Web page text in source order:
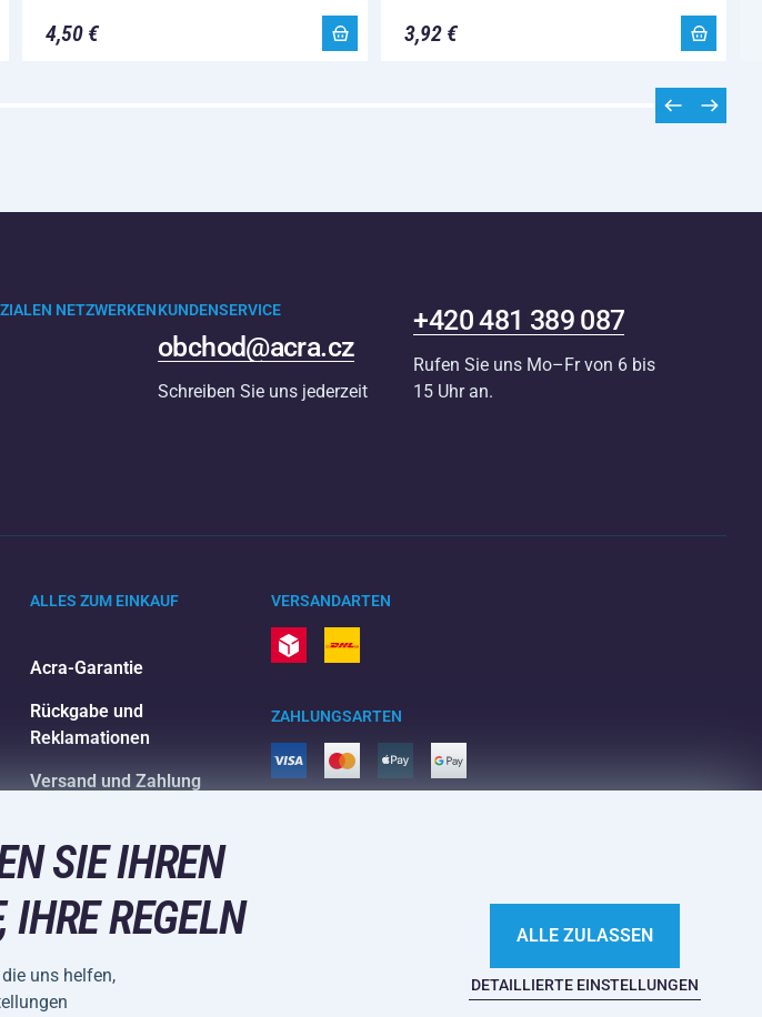
4,50 € 3,92 €
NETZWERKENKUNDENSERVICE
obchod@acra.cz
Schreiben Sie uns jederzeit
+420 481 389 087
Rufen Sie uns Mo–Fr von 6 bis
15 Uhr an.
ALLES ZUM EINKAUF
Acra-Garantie
Rückgabe und
Reklamationen
Versand und Zahlung
VERSANDARTEN
ZAHLUNGSARTEN
SIE IHREN
REGELN
uns helfen,
DETAILLIERTE EINSTELLUNGEN
ALLE ZULASSEN